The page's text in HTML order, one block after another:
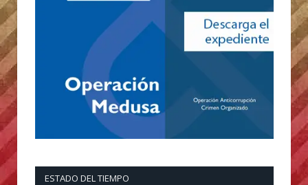
ESTADO DEL TIEMPO